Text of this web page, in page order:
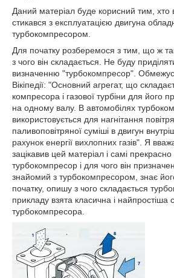
Даний матеріал буде корисний тим, хто
стикався з експлуатацією двигуна
турбокомпресором.
Для початку розберемося з тим, що ж
з чого він складається. Не буду
визначенню "турбокомпресор".
Вікіпедії: "Основний агрегат, що
компресора і газової турбіни для його
на одному валу. В автомобілях
використовується для нагнітання
паливоповітряної суміші в двигун
рахунок енергії вихлопних газів". Я
зацікавив цей матеріал і самі
турбокомпресор і для чого він
знайомий з турбокомпресором, знає
початку, опишу з чого складається
прикладу взята класична і найпростіша
турбокомпресора.